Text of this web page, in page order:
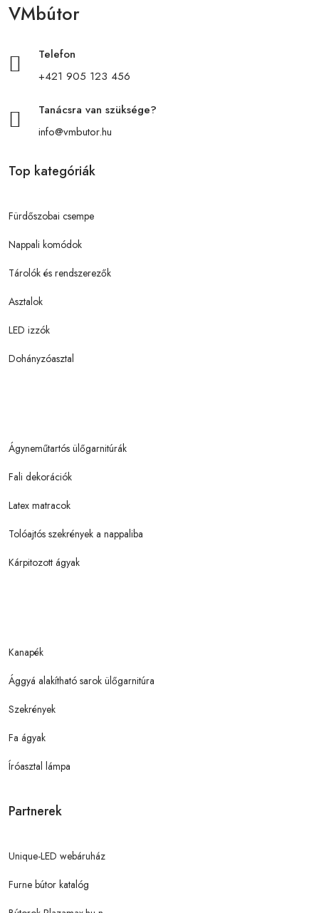
VMbútor
Telefon
+421 905 123 456
Tanácsra van szüksége?
info@vmbutor.hu
Top kategóriák
Fürdőszobai csempe
Nappali komódok
Tárolók és rendszerezők
Asztalok
LED izzók
Dohányzóasztal
Ágyneműtartós ülőgarnitúrák
Fali dekorációk
Latex matracok
Tolóajtós szekrények a nappaliba
Kárpitozott ágyak
Kanapék
Ággyá alakítható sarok ülőgarnitúra
Szekrények
Fa ágyak
Íróasztal lámpa
Partnerek
Unique-LED webáruház
Furne bútor katalóg